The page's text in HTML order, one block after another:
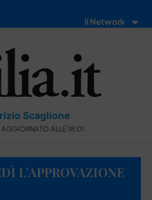
Il Network
Scaglione
ALLE 18:01
L’APPROVAZIONE